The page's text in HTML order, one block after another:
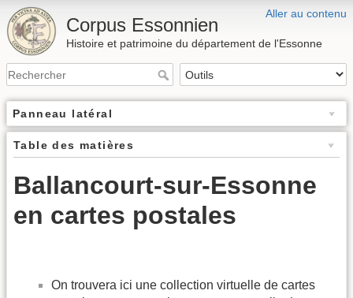
Aller au contenu
Corpus Essonnien
Histoire et patrimoine du département de l'Essonne
Panneau latéral
Table des matières
Ballancourt-sur-Essonne
en cartes postales
On trouvera ici une collection virtuelle de cartes